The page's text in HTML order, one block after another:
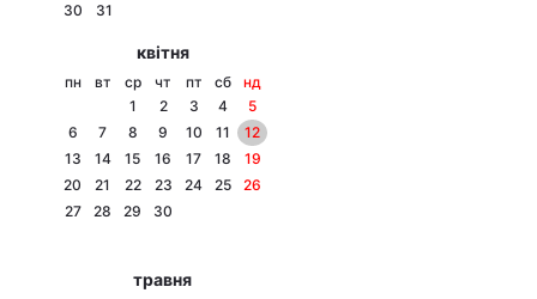
Головна
30
31
квітня
пн вт ср чт пт сб
нд
1
2 3 4
5
6
7 8 9 10 11
12
13
14 15 16 17 18
19
20
21 22 23 24 25
26
27
28 29 30
травня